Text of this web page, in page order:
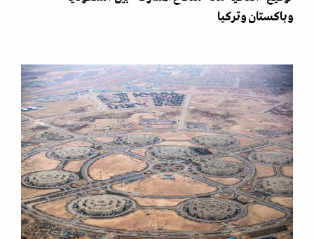
وباكستان وتركيا